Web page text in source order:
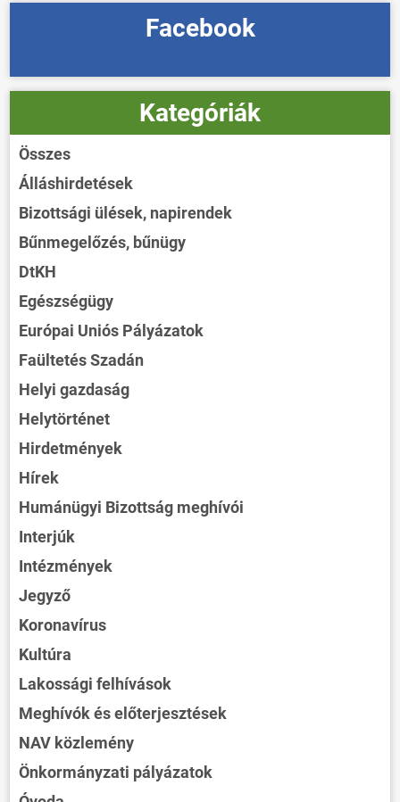
Facebook
Kategóriák
Összes
Álláshirdetések
Bizottsági ülések, napirendek
Bűnmegelőzés, bűnügy
DtKH
Egészségügy
Európai Uniós Pályázatok
Faültetés Szadán
Helyi gazdaság
Helytörténet
Hirdetmények
Hírek
Humánügyi Bizottság meghívói
Interjúk
Intézmények
Jegyző
Koronavírus
Kultúra
Lakossági felhívások
Meghívók és előterjesztések
NAV közlemény
Önkormányzati pályázatok